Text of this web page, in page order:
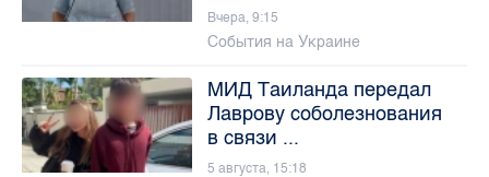
Вчера, 9:15
События на Украине
МИД Таиланда передал
Лаврову соболезнования
в связи ...
5 августа, 15:18